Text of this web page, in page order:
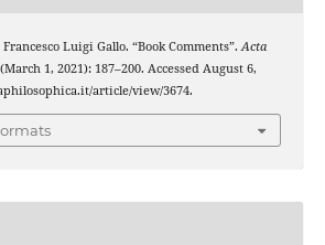
Francesco Luigi Gallo. “Book Comments”.Acta
1, 2021): 187–200. Accessed August 6,
article/view/3674.